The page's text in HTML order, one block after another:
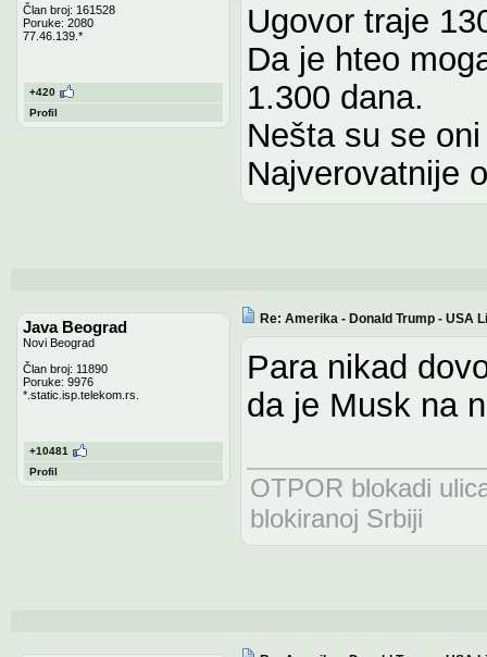
Član broj: 161528
Poruke: 2080
77.46.139.*
+420
Profil
Ugovor traje
Da je hteo
1.300 dana.
Nešta su se
Najverovatnije
Java Beograd
Novi Beograd
Član broj: 11890
Poruke: 9976
*.static.isp.telekom.rs.
+10481
Profil
Re: Amerika - Donald Trump - USA
Para nikad
da je Musk na
OTPOR blokadi
blokiranoj Srbiji